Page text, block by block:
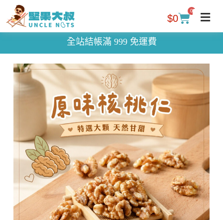
$0
0
全站結帳滿 999 免運費